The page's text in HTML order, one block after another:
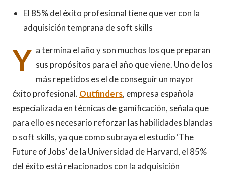
El 85% del éxito profesional tiene que ver con la
adquisición temprana de soft skills
Y a termina el año y son muchos los que preparan
sus propósitos para el año que viene. Uno de los
más repetidos es el de conseguir un mayor
éxito profesional. Outfinders, empresa española
especializada en técnicas de gamificación, señala que
para ello es necesario reforzar las habilidades blandas
o soft skills, ya que como subraya el estudio ‘The
Future of Jobs’ de la Universidad de Harvard, el 85%
del éxito está relacionados con la adquisición